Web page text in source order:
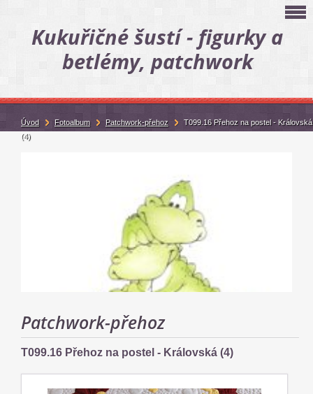
Kukuřičné šustí - figurky a
betlémy, patchwork
Patchwork-přehoz
T099.16 Přehoz na postel - Královská (4)
Úvod Fotoalbum Patchwork-přehoz
T099.16 Přehoz na postel - Královská
(4)